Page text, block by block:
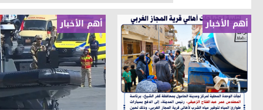
أهم الأخبار أهم الأخبار